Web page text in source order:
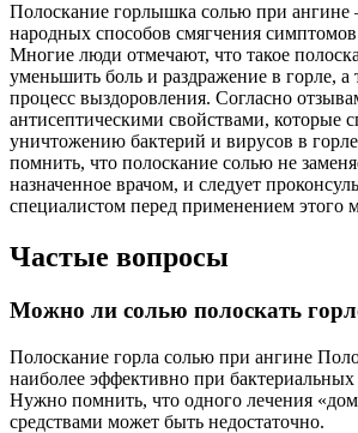
Полоскание горлышка солью при ангине
народных способов смягчения симптомов
Многие люди отмечают, что такое
уменьшить боль и раздражение в горле, а
процесс выздоровления. Согласно
антисептическими свойствами, которые
уничтожению бактерий и вирусов в
помнить, что полоскание солью не
назначенное врачом, и следует
специалистом перед применением этого
Частые вопросы
Можно ли солью полоскать
Полоскание горла солью при ангине
наиболее эффективно при
Нужно помнить, что одного лечения
средствами может быть недостаточно.